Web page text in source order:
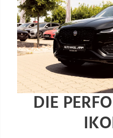
DIE